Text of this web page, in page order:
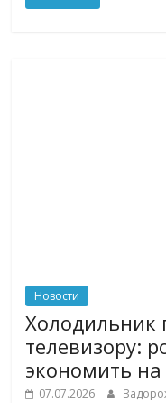
Новости
Холодильник
телевизору:
экономить на
07.07.2026